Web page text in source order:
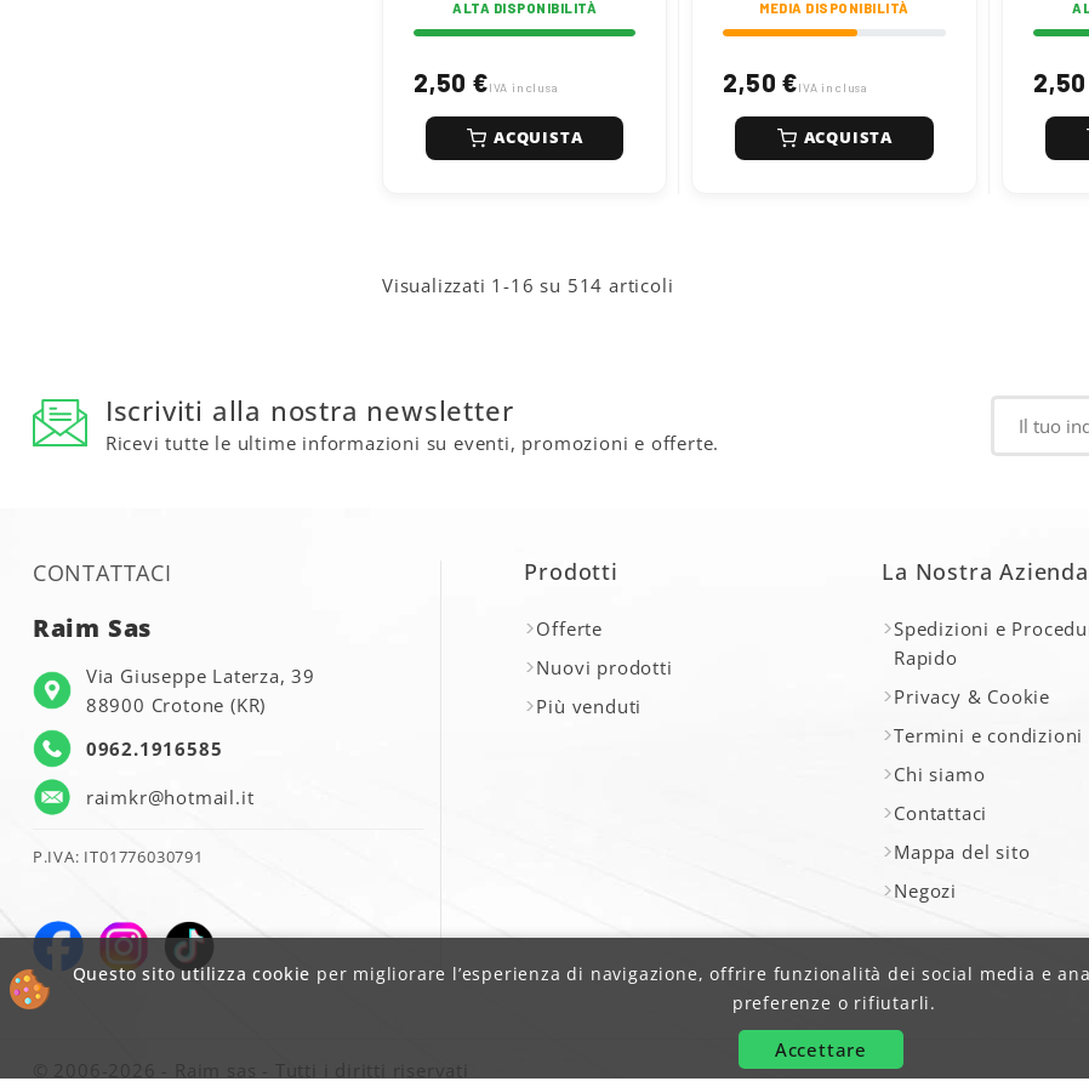
ALTA DISPONIBILITÀ
2,50 €IVA inclusa
ACQUISTA
MEDIA DISPONIBILITÀ
2,50 €IVA inclusa
ACQUISTA
Visualizzati 1-16 su 514 articoli
Iscriviti alla nostra newsletter
Ricevi tutte le ultime informazioni su eventi, promozioni e offerte.
CONTATTACI
Raim Sas
Via Giuseppe Laterza, 39
88900 Crotone (KR)
0962.1916585
raimkr@hotmail.it
P.IVA: IT01776030791
Prodotti
Offerte
Nuovi prodotti
Più venduti
La Nostra Azienda
Spedizioni e
Rapido
Privacy & Cookie
Termini e condizioni
Chi siamo
Contattaci
Mappa del sito
Negozi
Questo sito utilizza cookie per migliorare l’esperienza di navigazione, offrire funzionalità dei social media e
preferenze o rifiutarli.
Accettare